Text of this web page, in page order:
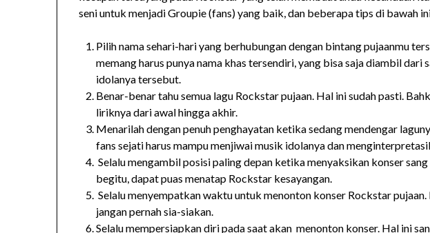
seni untuk menjadi Groupie (fans) yang baik, dan beberapa tips di bawah
Pilih nama sehari-hari yang berhubungan dengan bintang pujaanmu
memang harus punya nama khas tersendiri, yang bisa saja diambil dari
idolanya tersebut.
Benar-benar tahu semua lagu Rockstar pujaan. Hal ini sudah pasti.
liriknya dari awal hingga akhir.
Menarilah dengan penuh penghayatan ketika sedang mendengar
fans sejati harus mampu menjiwai musik idolanya dan
Selalu mengambil posisi paling depan ketika menyaksikan konser
begitu, dapat puas menatap Rockstar kesayangan.
Selalu menyempatkan waktu untuk menonton konser Rockstar
jangan pernah sia-siakan.
Selalu mempersiapkan diri pada saat akan menonton konser. Hal ini